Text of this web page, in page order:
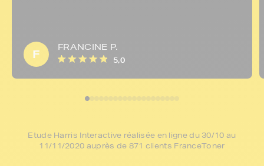
F
FRANCINE P.
5,0
Etude Harris Interactive réalisée en ligne du 30/10 au
11/11/2020 auprès de 871 clients FranceToner